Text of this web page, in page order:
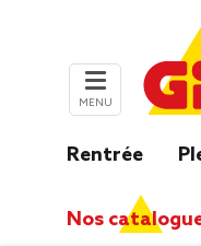
MENU
Rentrée
Nos